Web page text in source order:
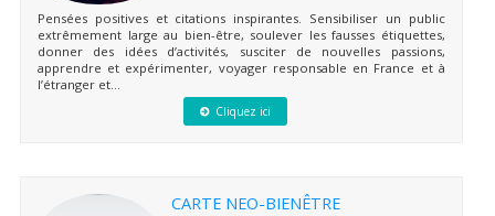
Pensées positives et citations inspirantes. Sensibiliser un public
extrêmement large au bien-être, soulever les fausses étiquettes,
donner des idées d’activités, susciter de nouvelles passions,
apprendre et expérimenter, voyager responsable en France et à
l’étranger et...
Cliquez ici
CARTE NEO-BIENÊTRE